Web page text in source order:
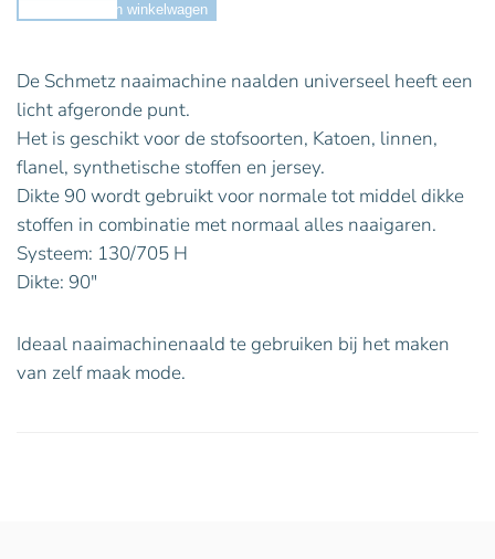
Toevoegen aan winkelwagen
De Schmetz naaimachine naalden universeel heeft een
licht afgeronde punt.
Het is geschikt voor de stofsoorten, Katoen, linnen,
flanel, synthetische stoffen en jersey.
Dikte 90 wordt gebruikt voor normale tot middel dikke
stoffen in combinatie met normaal alles naaigaren.
Systeem: 130/705 H
Dikte: 90″
Ideaal naaimachinenaald te gebruiken bij het maken
van zelf maak mode.